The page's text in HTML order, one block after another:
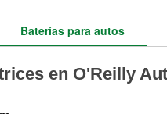
Baterías para autos
en O'Reilly